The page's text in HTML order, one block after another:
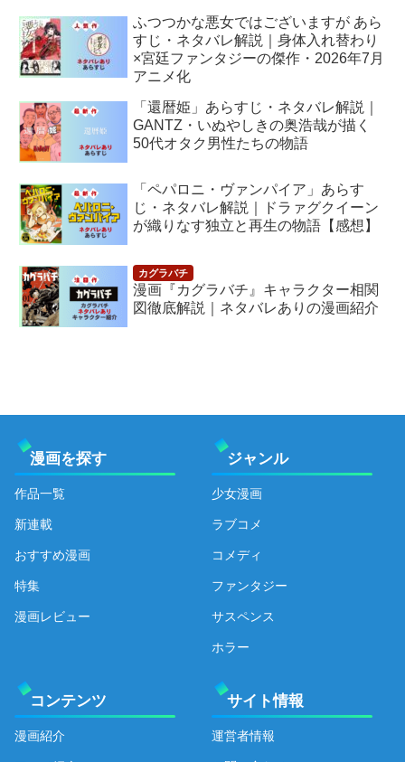
ふつつかな悪女ではございますが あら
すじ・ネタバレ解説｜身体入れ替わり
×宮廷ファンタジーの傑作・2026年7月
アニメ化
「還暦姫」あらすじ・ネタバレ解説｜
GANTZ・いぬやしきの奥浩哉が描く
50代オタク男性たちの物語
「ペパロニ・ヴァンパイア」あらす
じ・ネタバレ解説｜ドラァグクイーン
が織りなす独立と再生の物語【感想】
漫画『カグラバチ』キャラクター相関
図徹底解説｜ネタバレありの漫画紹介
漫画を探す
作品一覧
新連載
おすすめ漫画
特集
漫画レビュー
ジャンル
少女漫画
ラブコメ
コメディ
ファンタジー
サスペンス
ホラー
コンテンツ
漫画紹介
サイト情報
運営者情報